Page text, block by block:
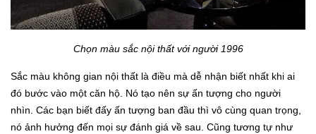
Chọn màu sắc nội thất với người 1996
Sắc màu không gian nội thất là điều mà dễ nhận biết nhất khi ai
đó bước vào một căn hộ. Nó tạo nên sự ấn tượng cho người
nhìn. Các bạn biết đấy ấn tượng ban đầu thì vô cùng quan trọng,
nó ảnh hưởng đến mọi sự đánh giá về sau. Cũng tương tự như